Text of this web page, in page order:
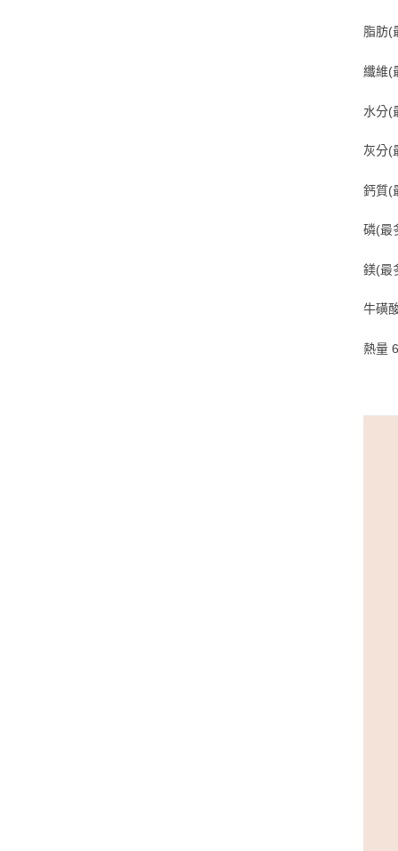
脂肪(
纖維(
水分(
灰分(
鈣質(
磷(最
鎂(最
牛磺
熱量